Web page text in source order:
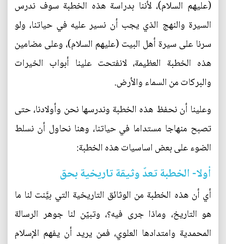
(عليهم السلام)، لأننا بدراسة هذه الخطبة سوف ندرس
السيرة والنهج الذي يجب أن نسير عليه في حياتنا، ولو
سرنا على سيرة أهل البيت (عليهم السلام)، وعلى مضامين
هذه الخطبة العظيمة، لانفتحت علينا أبواب الخيرات
والبركات من السماء والأرض.
وعلينا أن نحفظ هذه الخطبة وندرسها نحن وأولادنا، حتى
تصبح منهاجا مستداما في حياتنا، وهنا نحاول أن نسلط
الضوء على بعض اساسيات هذه الخطبة:
أولا- الخطبة تعدّ وثيقة تاريخية بحق
أي أن هذه الخطبة من الوثائق التاريخية التي بيَّنت لنا ما
هو التاريخ، وماذا جرى فيه؟، وتبيّن لنا جوهر الرسالة
المحمدية وامتدادها العلوي، فمن يريد أن يفهم الإسلام